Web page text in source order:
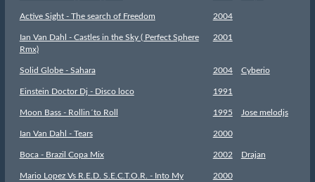
Active Sight - The search of Freedom 2004
Ian Van Dahl - Castles in the Sky ( Perfect Sphere
Rmx)
2001
Solid Globe - Sahara 2004 Cyberio
Einstein Doctor Dj - Disco loco 1991
Moon Bass - Rollin´to Roll 1995 Jose melodjs
Ian Van Dahl - Tears 2000
Boca - Brazil Copa Mix 2002 Drajan
Mario Lopez Vs R.E.D. S.E.C.T.O.R. - Into My
2000